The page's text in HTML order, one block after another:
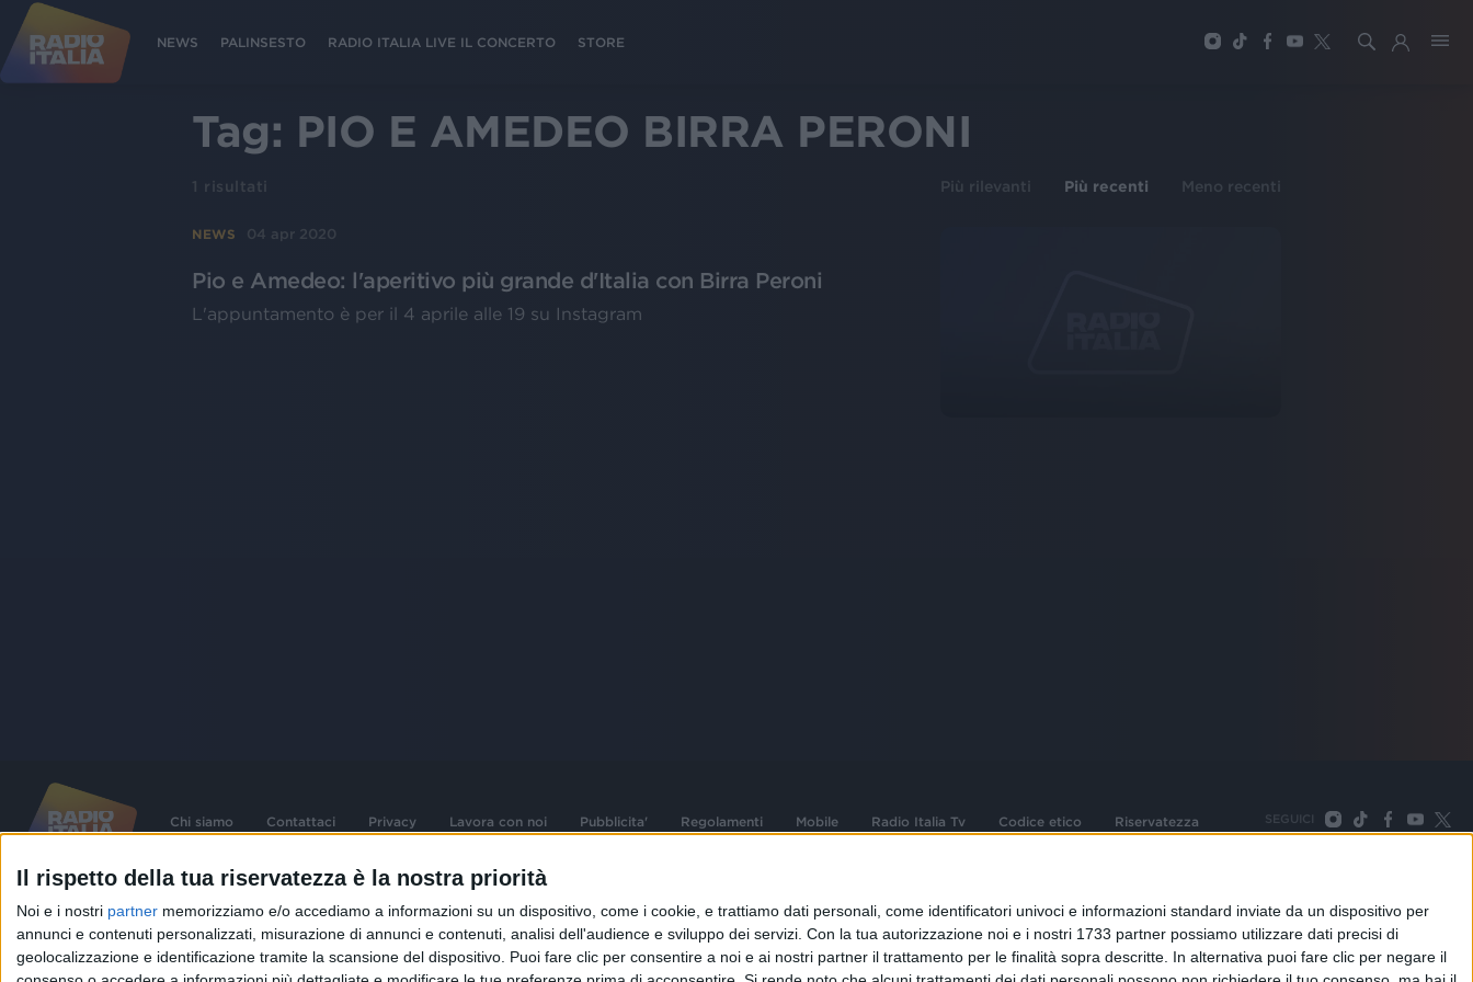
Il rispetto della tua riservatezza è la nostra priorità
Noi e i nostri partner memorizziamo e/o accediamo a informazioni su un dispositivo, come i cookie, e trattiamo dati personali, come identificatori univoci e informazioni standard inviate da un dispositivo per
annunci e contenuti personalizzati, misurazione di annunci e contenuti, analisi dell'audience e sviluppo dei servizi. Con la tua autorizzazione noi e i nostri 1733 partner possiamo utilizzare dati precisi di
geolocalizzazione e identificazione tramite la scansione del dispositivo. Puoi fare clic per consentire a noi e ai nostri partner il trattamento per le finalità sopra descritte. In alternativa puoi fare clic per negare il
NEWS PALINSESTO RADIO ITALIA LIVE IL CONCERTO STORE
Tag: PIO E AMEDEO BIRRA PERONI
1 risultati Più rilevanti Più recenti Meno recenti
NEWS 04 apr 2020
Pio e Amedeo: l'aperitivo più grande d'Italia con Birra Peroni
L'appuntamento è per il 4 aprile alle 19 su Instagram
Chi siamo Contattaci Privacy Lavora con noi Pubblicita' Regolamenti Mobile Radio Italia Tv Codice etico Riservatezza SEGUICI
©2026RADIO ITALIA S.p.A. P.IVA 06832230152 | Tutti i diritti riservati. Per le opere dell'ingegno
contenute nel sito sono stati assolti gli obblighi derivanti dalla normativa dei diritti d'autore e dei diritti
connessi.
Capitale Sociale € 580.000,00 interamente versato. Iscr. Reg. Imprese Milano - C.F. e n° iscrizione
Sede Amministrativa: Viale Europa 49, 20093 Cologno Monzese (Mi) |Tel. +39 02 254441 | Fax +39
02 25444220
Sede Legale: Via Savona 97, 20144 Milano
TORNA SU